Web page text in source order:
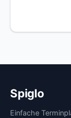
Spiglo
Einfache